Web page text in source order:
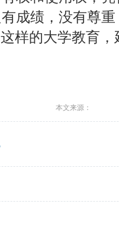
成绩，没有尊
样的大学教育
本文来源：